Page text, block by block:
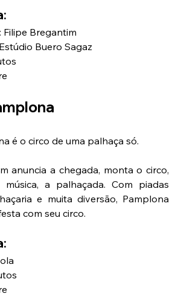
Filipe Bregantim
Buero Sagaz
é o circo de uma palhaça só.
anuncia a chegada, monta o circo,
a palhaçada. Com piadas
e muita diversão, Pamplona
com seu circo.